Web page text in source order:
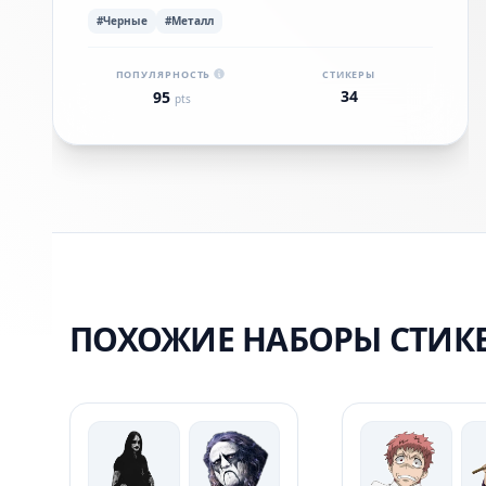
#Черные #Металл
ПОПУЛЯРНОСТЬ
95 pts
СТИКЕРЫ
34
ПОХОЖИЕ НАБОРЫ